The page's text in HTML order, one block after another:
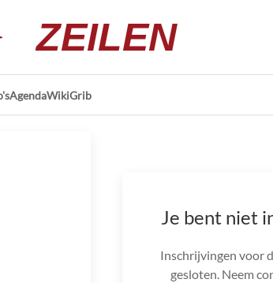
ZEILEN
AgendaWikiGrib
Je bent niet
Inschrijvingen voor
gesloten. Neem